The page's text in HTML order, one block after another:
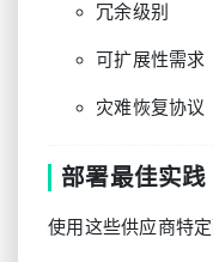
冗余级别
可扩展性需求
灾难恢复协议
部署最佳实践
使用这些供应商特